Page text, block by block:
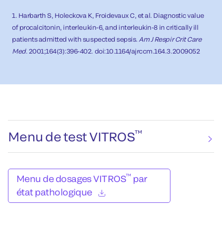
1. Harbarth S, Holeckova K, Froidevaux C, et al. Diagnostic value
of procalcitonin, interleukin-6, and interleukin-8 in critically ill
patients admitted with suspected sepsis. Am J Respir Crit Care
Med. 2001;164(3):396-402. doi:10.1164/ajrccm.164.3.2009052
Menu de test VITROS™
Menu de dosages VITROS™ par
état pathologique